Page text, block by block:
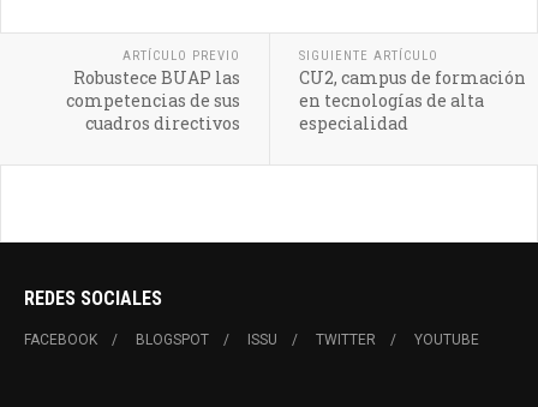
ARTÍCULO PREVIO
Robustece BUAP las
competencias de sus
cuadros directivos
SIGUIENTE ARTÍCULO
CU2, campus de formación
en tecnologías de alta
especialidad
REDES SOCIALES
FACEBOOK BLOGSPOT ISSU TWITTER YOUTUBE